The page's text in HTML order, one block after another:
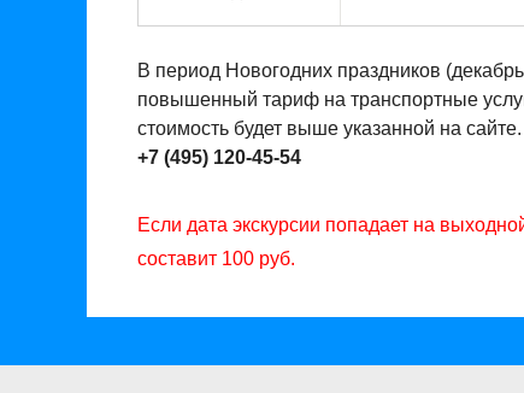
В период Новогодних праздников
повышенный тариф на транспортные
стоимость будет выше указанной на
+7 (495) 120-45-54
Если дата экскурсии попадает на
составит 100 руб.